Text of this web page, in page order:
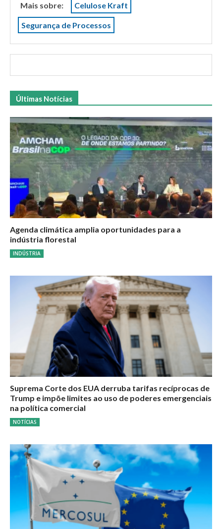
Mais sobre: Celulose Kraft
Segurança de Processos
Últimas Notícias
Agenda climática amplia oportunidades para a
indústria florestal
INDÚSTRIA
Suprema Corte dos EUA derruba tarifas recíprocas de
Trump e impõe limites ao uso de poderes emergenciais
na política comercial
NOTÍCIAS